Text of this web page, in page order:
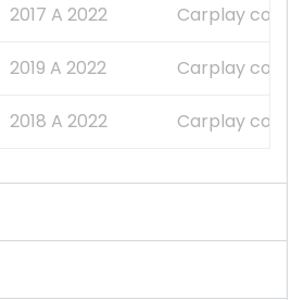
2017 A 2022 Carplay com
2019 A 2022 Carplay com
2018 A 2022 Carplay com